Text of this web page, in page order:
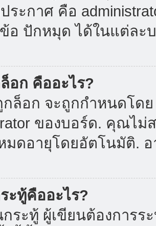
ระกาศ คือ
อ ปักหมุด ได้ในแต่ละ
อก คืออะไร?
ล็อก จะถูกกำหนดโดย
ของบอร์ด. คุณไ
มดอายุโดยอัตโนมัติ.
ะทู้คืออะไร?
ระทู้ ผู้เขียนต้องการร